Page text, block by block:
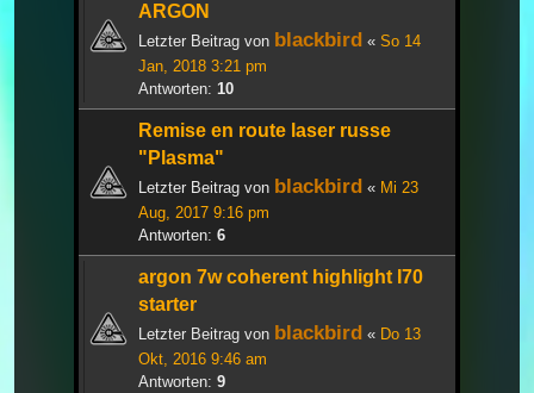
ARGON
Letzter Beitrag von blackbird « So 14
Jan, 2018 3:21 pm
Antworten: 10
Remise en route laser russe
"Plasma"
Letzter Beitrag von blackbird « Mi 23
Aug, 2017 9:16 pm
Antworten: 6
argon 7w coherent highlight I70
starter
Letzter Beitrag von blackbird « Do 13
Okt, 2016 9:46 am
Antworten: 9